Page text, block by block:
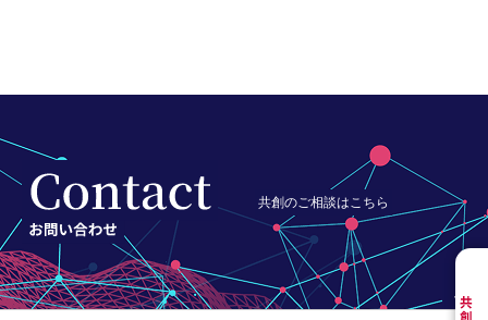
共創のご相談はこちら